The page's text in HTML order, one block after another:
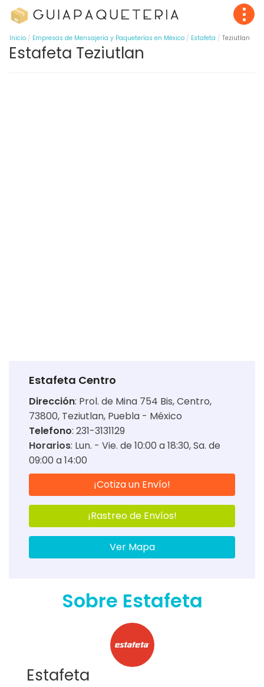
Inicio Empresas de Mensajería y Paqueterías en México Estafeta Teziutlan
Estafeta Teziutlan
Estafeta Centro
Dirección: Prol. de Mina 754 Bis, Centro,
73800, Teziutlan, Puebla - México
Telefono: 231-3131129
Horarios: Lun. - Vie. de 10:00 a 18:30 Sa. de
09:00 a 14:00
¡Cotiza un Envío!
¡Rastreo de Envíos!
Ver Mapa
Sobre Estafeta
Estafeta